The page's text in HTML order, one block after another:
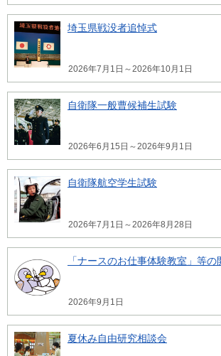
埼玉県戦没者追悼式
2026年7月1日～2026年10月1日
自衛隊一般曹候補生試験
2026年6月15日～2026年9月1日
自衛隊航空学生試験
2026年7月1日～2026年8月28日
「ナースのお仕事体験教室」等の
2026年9月1日
夏休み自由研究相談会